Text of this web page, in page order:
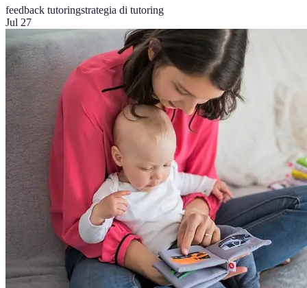
feedback tutoringstrategia di tutoring
Jul 27